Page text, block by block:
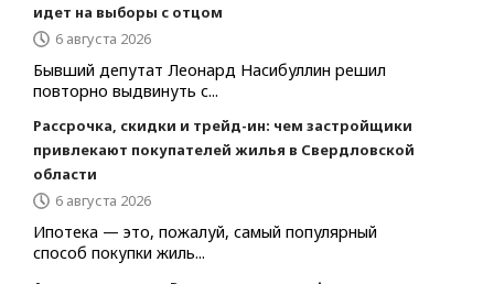
идет на выборы с отцом
6 августа 2026
Бывший депутат Леонард Насибуллин решил
повторно выдвинуть с...
Рассрочка, скидки и трейд-ин: чем застройщики
привлекают покупателей жилья в Свердловской
области
6 августа 2026
Ипотека — это, пожалуй, самый популярный
способ покупки жиль...